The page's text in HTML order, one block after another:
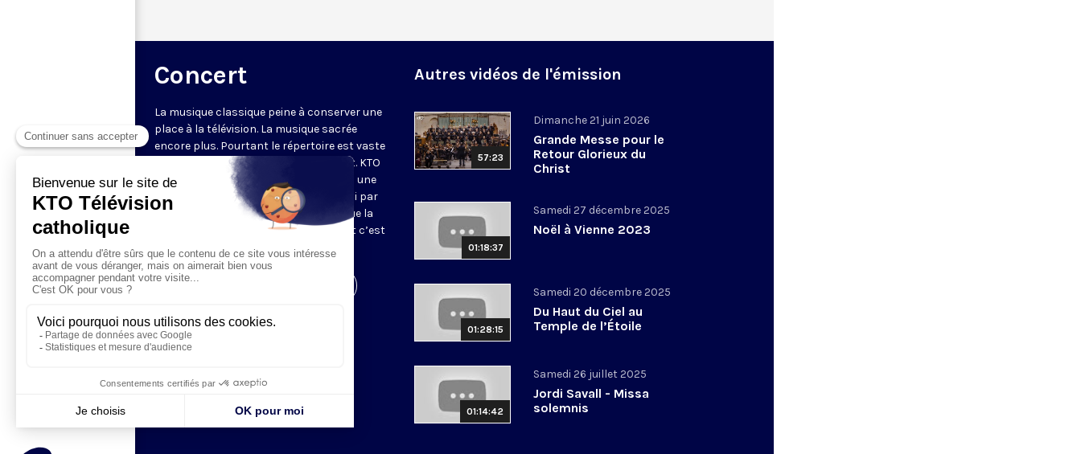
Concert
La musique classique peine à conserver une
place à la télévision. La musique sacrée
encore plus. Pourtant le répertoire est vaste
et le cercle des mélomanes bien vivant. KTO
choisit de proposer chaque samedi – à une
heure raisonnable ! – un concert choisi par
notre expert François Polgàr. Parce que la
musique sacrée, c’est de la musique, et c’est
aussi un accès au sacré.
Visiter la page de l'émission
Autres vidéos de l'émission
57:23
Dimanche 21 juin 2026
Grande Messe pour le
Retour Glorieux du
Christ
01:18:37
Samedi 27 décembre 2025
Noël à Vienne 2023
01:28:15
Samedi 20 décembre 2025
Du Haut du Ciel au
Temple de l’Étoile
01:14:42
Samedi 26 juillet 2025
Jordi Savall - Missa
solemnis